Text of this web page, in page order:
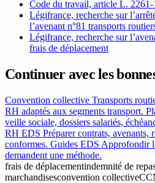
Code du travail, article L. 2261-
Légifrance, recherche sur
l’avenant n°81 transports
Légifrance, recherche sur
frais de déplacement
Continuer avec les
Convention collective Transports
RH adaptés aux segments transport.
veille sociale, dossiers salariés,
RH EDS Préparer contrats, avenants,
conformes. Guides EDS Approfondir
demandent une méthode.
frais de déplacementindemnité de
marchandisesconvention collective